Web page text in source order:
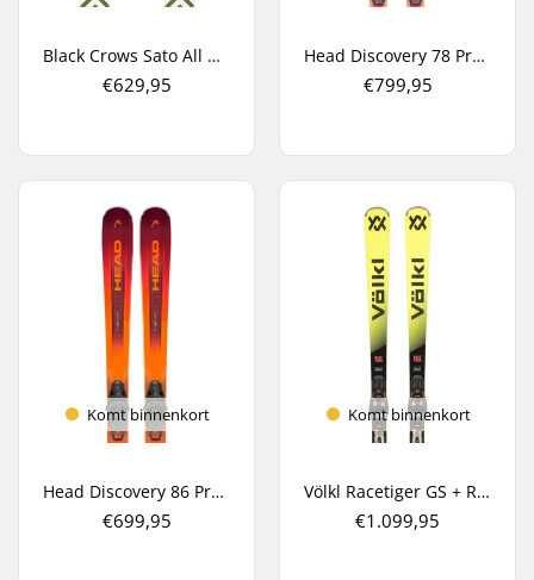
Black Crows Sato All Mountain Ski's
€629,95
Head Discovery 78 Pro + Protector 11 GW All Mountain Ski's
€799,95
Komt binnenkort
Head Discovery 86 Pro AM + PR 11 GW All Mountain Ski's
€699,95
Komt binnenkort
Völkl Racetiger GS + Rmotion-T 12 Carve Ski's
€1.099,95